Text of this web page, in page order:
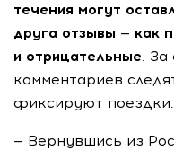
течения могут
друга отзывы — как
и отрицательные. За
комментариев
фиксируют поездки.
— Вернувшись из